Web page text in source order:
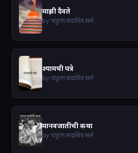
माझी दैवते
by पांडुरंग सदाशिव साने
श्यामची पत्रे
by पांडुरंग सदाशिव साने
मानवजातीची कथा
by पांडुरंग सदाशिव साने